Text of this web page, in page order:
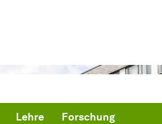
Lehre Forschung